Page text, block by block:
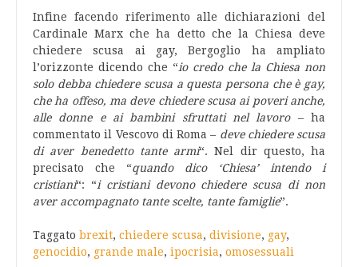
Infine facendo riferimento alle dichiarazioni del
Cardinale Marx che ha detto che la Chiesa deve
chiedere scusa ai gay, Bergoglio ha ampliato
l’orizzonte dicendo che “io credo che la Chiesa non
solo debba chiedere scusa a questa persona che è gay,
che ha offeso, ma deve chiedere scusa ai poveri anche,
alle donne e ai bambini sfruttati nel lavoro– ha
commentato il Vescovo di Roma – deve chiedere scusa
di aver benedetto tante armi“. Nel dir questo, ha
precisato che “quando dico ‘Chiesa’ intendo i
cristiani“: “i cristiani devono chiedere scusa di non
aver accompagnato tante scelte, tante famiglie”.
Taggato brexit, chiedere scusa, divisione, gay,
genocidio, grande male, ipocrisia, omosessuali